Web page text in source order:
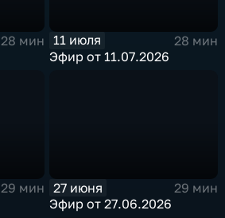
28 мин
11 июля
28 мин
Эфир от 11.07.2026
29 мин
27 июня
29 мин
Эфир от 27.06.2026